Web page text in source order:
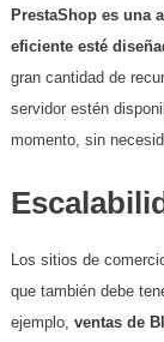
PrestaShop es una
eficiente esté
gran cantidad de
servidor estén
momento, sin
Los sitios de
que también debe
ejemplo, ventas de